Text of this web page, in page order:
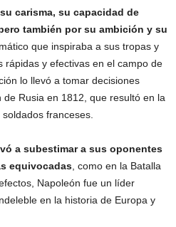
carisma, su capacidad de
también por su ambición y su
que inspiraba a sus tropas y
rápidas y efectivas en el campo de
lo llevó a tomar decisiones
Rusia en 1812, que resultó en la
franceses.
a subestimar a sus oponentes
equivocadas , como en la Batalla
Napoleón fue un líder
en la historia de Europa y